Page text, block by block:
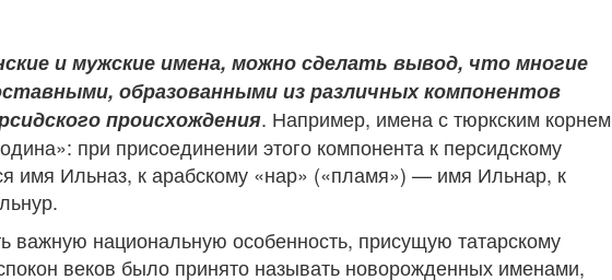
и мужские имена, можно сделать вывод, что многие
образованными из различных компонентов
происхождения. Например, имена с тюркским корнем
при присоединении этого компонента к персидскому
имя Ильназ, к арабскому «нар» («пламя») — имя Ильнар, к
важную национальную особенность, присущую татарскому
веков было принято называть новорожденных именами,